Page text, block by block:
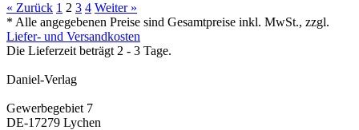
« Zurück 1 2 3 4 Weiter »
* Alle angegebenen Preise sind Gesamtpreise inkl. MwSt., zzgl.
Liefer- und Versandkosten
Die Lieferzeit beträgt 2 - 3 Tage.
Daniel-Verlag
Gewerbegebiet 7
DE-17279 Lychen